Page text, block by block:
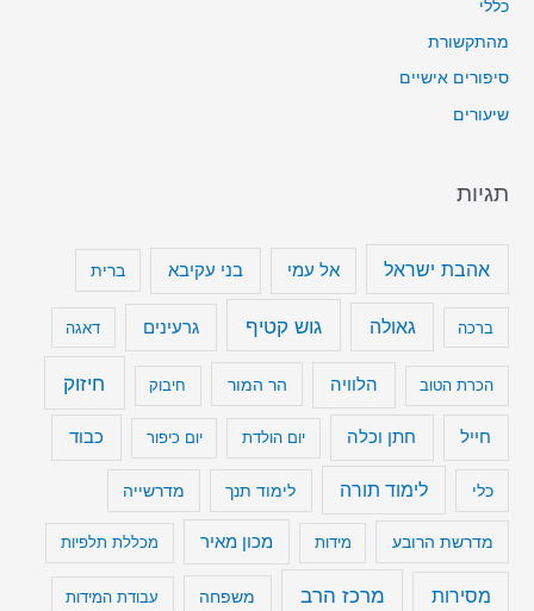
כללי
מהתקשורת
סיפורים אישיים
שיעורים
תגיות
אהבת ישראל אל עמי בני עקיבא ברית
ברכה גאולה גוש קטיף גרעינים דאגה
הכרת הטוב הלוויה הר המור חיבוק חיזוק
חייל חתן וכלה יום הולדת יום כיפור כבוד
כלי לימוד תורה לימוד תנך מדרשייה
מדרשת הרובע מידות מכון מאיר מכללת תלפיות
מסירות מרכז הרב משפחה עבודת המידות